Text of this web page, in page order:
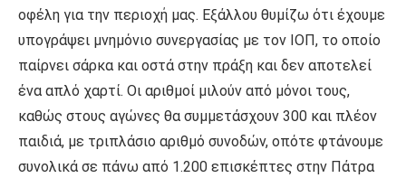
οφέλη για την περιοχή μας. Εξάλλου θυμίζω ότι έχουμε
υπογράψει μνημόνιο συνεργασίας με τον ΙΟΠ, το οποίο
παίρνει σάρκα και οστά στην πράξη και δεν αποτελεί
ένα απλό χαρτί. Οι αριθμοί μιλούν από μόνοι τους,
καθώς στους αγώνες θα συμμετάσχουν 300 και πλέον
παιδιά, με τριπλάσιο αριθμό συνοδών, οπότε φτάνουμε
συνολικά σε πάνω από 1.200 επισκέπτες στην Πάτρα